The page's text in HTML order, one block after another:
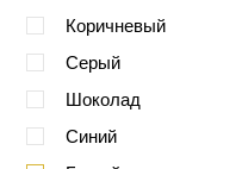
Коричневый
Серый
Шоколад
Синий